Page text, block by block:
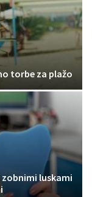
torbe za plažo
luskami